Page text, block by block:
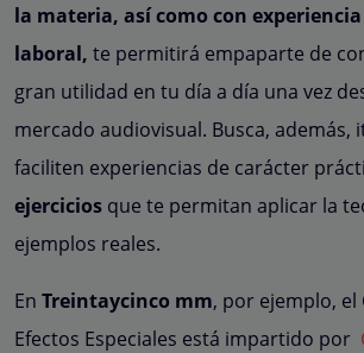
la materia, así como con experiencia
laboral, te permitirá empaparte de
gran utilidad en tu día a día una vez
mercado audiovisual. Busca, además,
faciliten experiencias de carácter
ejercicios que te permitan aplicar la
ejemplos reales.
En Treintaycinco mm, por ejemplo, el
Efectos Especiales está impartido por